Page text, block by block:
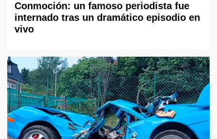
Conmoción: un famoso periodista fue
internado tras un dramático episodio en
vivo